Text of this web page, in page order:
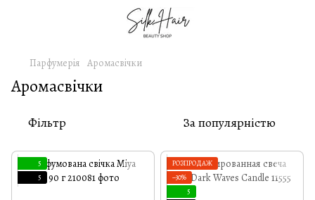
Парфумерія Аромасвічки
Аромасвічки
Фільтр За популярністю
5
5
РОЗПРОДАЖ
−30%
5